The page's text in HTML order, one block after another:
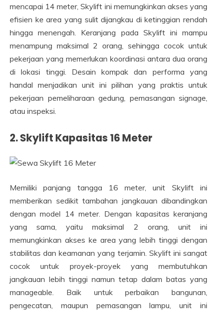
mencapai 14 meter, Skylift ini memungkinkan akses yang
efisien ke area yang sulit dijangkau di ketinggian rendah
hingga menengah. Keranjang pada Skylift ini mampu
menampung maksimal 2 orang, sehingga cocok untuk
pekerjaan yang memerlukan koordinasi antara dua orang
di lokasi tinggi. Desain kompak dan performa yang
handal menjadikan unit ini pilihan yang praktis untuk
pekerjaan pemeliharaan gedung, pemasangan signage,
atau inspeksi.
2. Skylift Kapasitas 16 Meter
Memiliki panjang tangga 16 meter, unit Skylift ini
memberikan sedikit tambahan jangkauan dibandingkan
dengan model 14 meter. Dengan kapasitas keranjang
yang sama, yaitu maksimal 2 orang, unit ini
memungkinkan akses ke area yang lebih tinggi dengan
stabilitas dan keamanan yang terjamin. Skylift ini sangat
cocok untuk proyek-proyek yang membutuhkan
jangkauan lebih tinggi namun tetap dalam batas yang
manageable. Baik untuk perbaikan bangunan,
pengecatan, maupun pemasangan lampu, unit ini